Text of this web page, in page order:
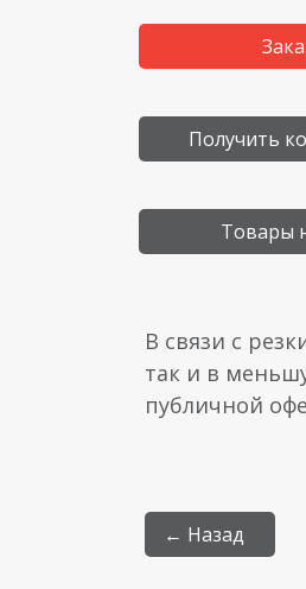
Получить
Товары
В связи с
так и в
публичной
← Назад